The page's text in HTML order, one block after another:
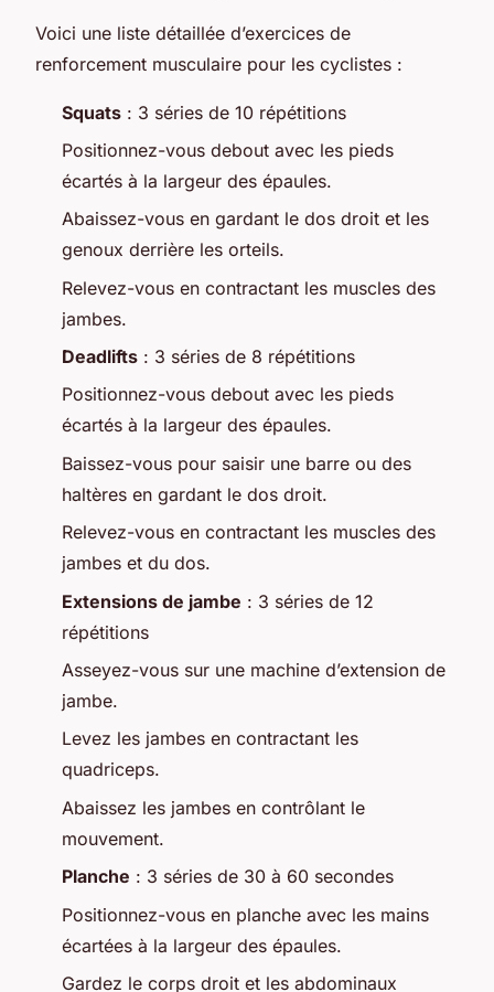
Voici une liste détaillée d’exercices de
renforcement musculaire pour les cyclistes :
Squats : 3 séries de 10 répétitions
Positionnez-vous debout avec les pieds
écartés à la largeur des épaules.
Abaissez-vous en gardant le dos droit et les
genoux derrière les orteils.
Relevez-vous en contractant les muscles des
jambes.
Deadlifts : 3 séries de 8 répétitions
Positionnez-vous debout avec les pieds
écartés à la largeur des épaules.
Baissez-vous pour saisir une barre ou des
haltères en gardant le dos droit.
Relevez-vous en contractant les muscles des
jambes et du dos.
Extensions de jambe : 3 séries de 12
répétitions
Asseyez-vous sur une machine d’extension de
jambe.
Levez les jambes en contractant les
quadriceps.
Abaissez les jambes en contrôlant le
mouvement.
Planche : 3 séries de 30 à 60 secondes
Positionnez-vous en planche avec les mains
écartées à la largeur des épaules.
Gardez le corps droit et les abdominaux